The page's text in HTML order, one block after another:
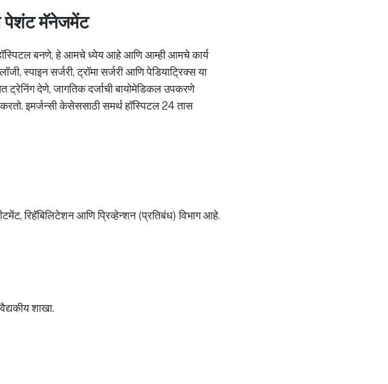
पेशंट मॅनेजमेंट
हॉस्पिटल बनणे, हे आमचे ध्येय आहे आणि आम्ही आमचे कार्य
स्पाइन सर्जरी, ट्रॉमा सर्जरी आणि पेडियाट्रिक्स या
ट्रेनिंग देणे, जागतिक दर्जाची बायोमेडिकल उपकरणे
इमर्जन्सी केसेससाठी समर्थ हॉस्पिटल 24 तास
रिहॅबिलिटेशन आणि प्रिव्हेन्शन (प्रतिबंध) विभाग आहे.
शाखा.